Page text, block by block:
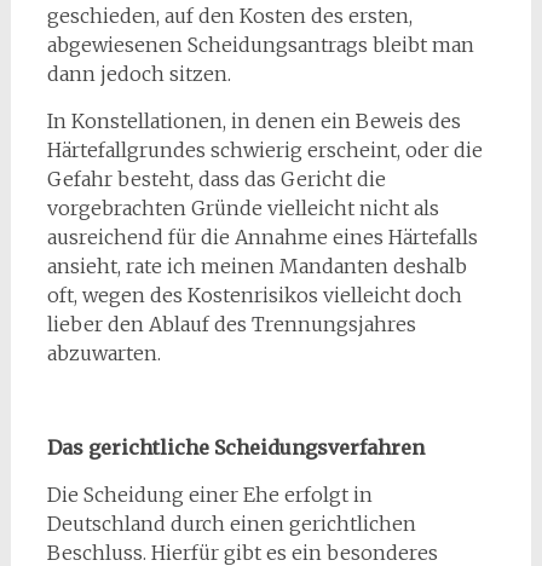
geschieden, auf den Kosten des ersten,
abgewiesenen Scheidungsantrags bleibt man
dann jedoch sitzen.
In Konstellationen, in denen ein Beweis des
Härtefallgrundes schwierig erscheint, oder die
Gefahr besteht, dass das Gericht die
vorgebrachten Gründe vielleicht nicht als
ausreichend für die Annahme eines Härtefalls
ansieht, rate ich meinen Mandanten deshalb
oft, wegen des Kostenrisikos vielleicht doch
lieber den Ablauf des Trennungsjahres
abzuwarten.
Das gerichtliche Scheidungsverfahren
Die Scheidung einer Ehe erfolgt in
Deutschland durch einen gerichtlichen
Beschluss. Hierfür gibt es ein besonderes